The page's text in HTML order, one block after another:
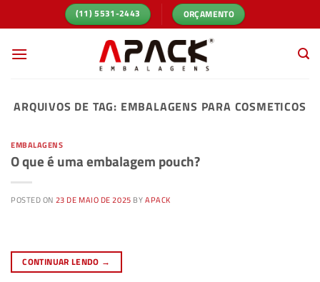
to
(11) 5531-2443 ORÇAMENTO
ARQUIVOS DE TAG: EMBALAGENS PARA COSMETICOS
EMBALAGENS
O que é uma embalagem pouch?
POSTED ON 23 DE MAIO DE 2025 BYAPACK
CONTINUAR LENDO →